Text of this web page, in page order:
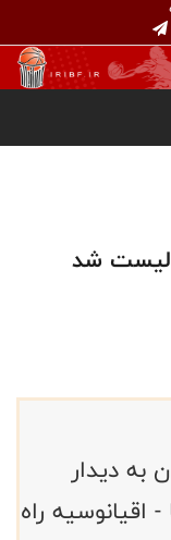
شد
به دیدار
اقیانوسیه راه